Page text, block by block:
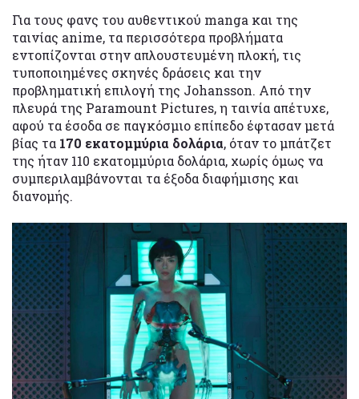
Για τους φανς του αυθεντικού manga και της
ταινίας anime, τα περισσότερα προβλήματα
εντοπίζονται στην απλουστευμένη πλοκή, τις
τυποποιημένες σκηνές δράσεις και την
προβληματική επιλογή της Johansson. Από την
πλευρά της Paramount Pictures, η ταινία απέτυχε,
αφού τα έσοδα σε παγκόσμιο επίπεδο έφτασαν μετά
βίας τα 170 εκατομμύρια δολάρια, όταν το μπάτζετ
της ήταν 110 εκατομμύρια δολάρια, χωρίς όμως να
συμπεριλαμβάνονται τα έξοδα διαφήμισης και
διανομής.